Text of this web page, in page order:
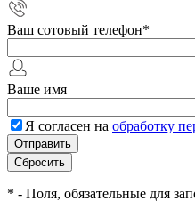
Ваш сотовый телефон*
Ваше имя
Я согласен на обработку
* - Поля, обязательные для